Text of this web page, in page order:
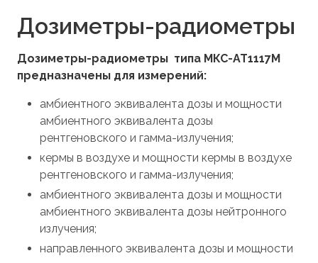
Дозиметры-радиометры
Дозиметры-радиометры типа МКС-АТ1117М
предназначены для измерений:
амбиентного эквивалента дозы и мощности
амбиентного эквивалента дозы
рентгеновского и гамма-излучения;
кермы в воздухе и мощности кермы в воздухе
рентгеновского и гамма-излучения;
амбиентного эквивалента дозы и мощности
амбиентного эквивалента дозы нейтронного
излучения;
направленного эквивалента дозы и мощности